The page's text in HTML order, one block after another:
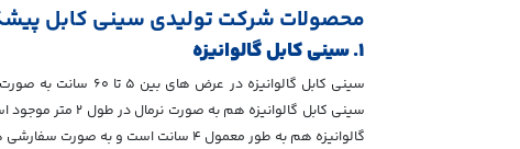
محصولات شرکت تولیدی سینی کابل
۱. سینی کابل گالوانیزه
سینی کابل
گالوانیزه هم به طور معمول ۴ سانت است و به صورت سفارشی هم در عمق‌های دیگر ساخته می‌شود.